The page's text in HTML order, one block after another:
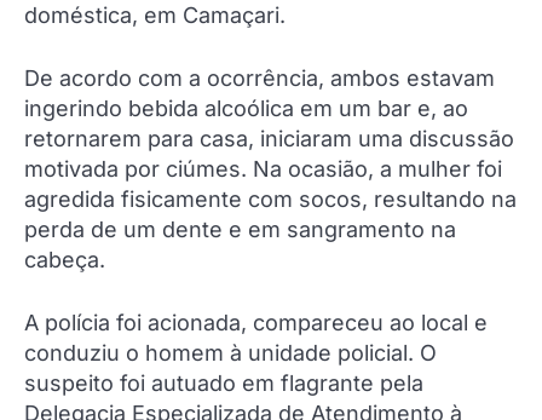
doméstica, em Camaçari.
De acordo com a ocorrência, ambos estavam
ingerindo bebida alcoólica em um bar e, ao
retornarem para casa, iniciaram uma discussão
motivada por ciúmes. Na ocasião, a mulher foi
agredida fisicamente com socos, resultando na
perda de um dente e em sangramento na
cabeça.
A polícia foi acionada, compareceu ao local e
conduziu o homem à unidade policial. O
suspeito foi autuado em flagrante pela
Delegacia Especializada de Atendimento à